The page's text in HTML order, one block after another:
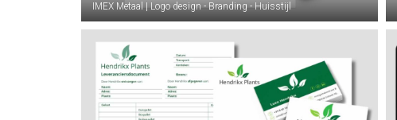
IMEX Metaal | Logo design - Branding - Huisstijl